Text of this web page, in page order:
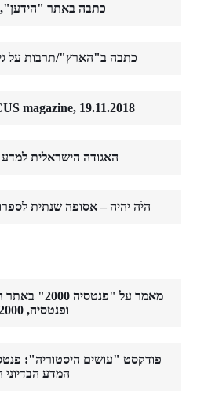
כתבה באתר "הידען", 28.10.2019:
כתבה ב"הארץ"/תרבות על גיליון 45,
magazine, 19.11.2018
האגודה הישראלית למדע
היֹה יהיה – אסופה שנתית
מאמר על
ופנטסיה, 10.2.2000
המדע הבדיוני